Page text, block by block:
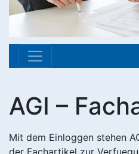
AGI –
Mit dem Einloggen stehen